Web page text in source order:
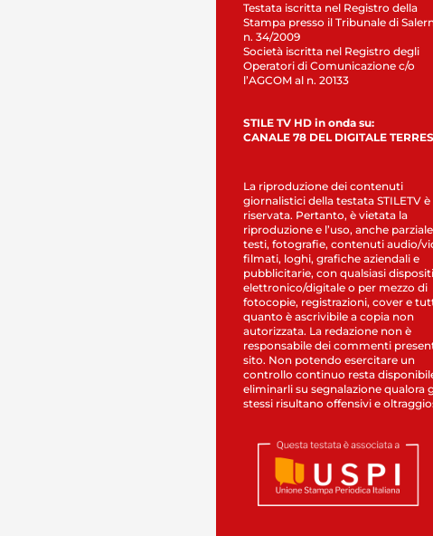
Testata iscritta nel Registro della
Stampa presso il Tribunale di
n. 34/2009
Società iscritta nel Registro degli
Operatori di Comunicazione c/o
l’AGCOM al n. 20133
STILE TV HD in onda su:
CANALE 78 DEL DIGITALE
La riproduzione dei contenuti
giornalistici della testata STILETV è
riservata. Pertanto, è vietata la
riproduzione e l’uso, anche
testi, fotografie, contenuti audio/
filmati, loghi, grafiche aziendali e
pubblicitarie, con qualsiasi
elettronico/digitale o per mezzo di
fotocopie, registrazioni, cover e
quanto è ascrivibile a copia non
autorizzata. La redazione non è
responsabile dei commenti
sito. Non potendo esercitare un
controllo continuo resta
eliminarli su segnalazione qualora
stessi risultano offensivi e